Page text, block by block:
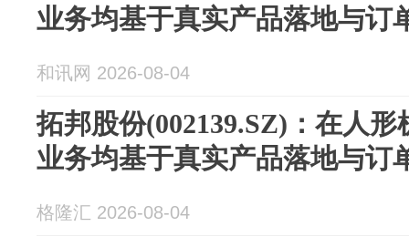
业务均基于真实产品落地与订
和讯网 2026-08-04
拓邦股份(002139.SZ)：在人
业务均基于真实产品落地与订
格隆汇 2026-08-04